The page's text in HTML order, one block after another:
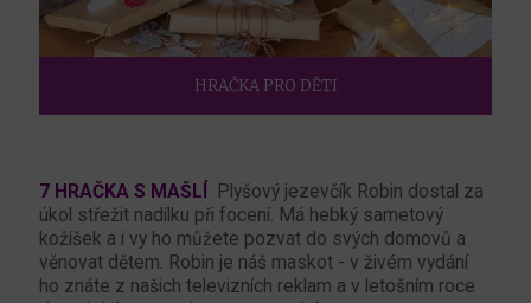
HRAČKA PRO DĚTI
7 HRAČKA S MAŠLÍ
Plyšový jezevčík Robin dostal za
úkol střežit nadílku při focení. Má hebký sametový
kožíšek a i vy ho můžete pozvat do svých domovů a
věnovat dětem. Robin je náš maskot - v živém vydání
ho znáte z našich televizních reklam a v letošním roce